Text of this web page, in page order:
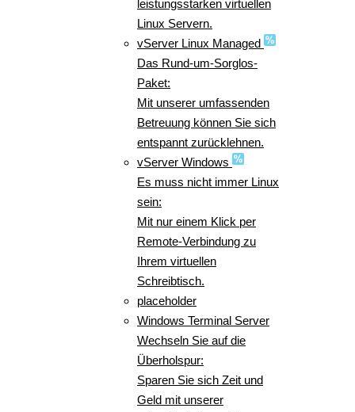
leistungsstarken virtuellen
Linux Servern.
vServer Linux Managed
Das Rund-um-Sorglos-
Paket:
Mit unserer umfassenden
Betreuung können Sie sich
entspannt zurücklehnen.
vServer Windows
Es muss nicht immer Linux
sein:
Mit nur einem Klick per
Remote-Verbindung zu
Ihrem virtuellen
Schreibtisch.
placeholder
Windows Terminal Server
Wechseln Sie auf die
Überholspur:
Sparen Sie sich Zeit und
Geld mit unserer